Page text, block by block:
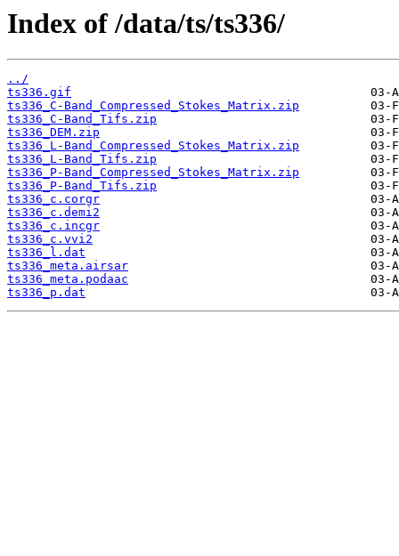
Index of /data/ts/ts336/
../
ts336.gif
ts336_C-Band_Compressed_Stokes_Matrix.zip
ts336_C-Band_Tifs.zip
ts336_DEM.zip
ts336_L-Band_Compressed_Stokes_Matrix.zip
ts336_L-Band_Tifs.zip
ts336_P-Band_Compressed_Stokes_Matrix.zip
ts336_P-Band_Tifs.zip
ts336_c.corgr
ts336_c.demi2
ts336_c.incgr
ts336_c.vvi2
ts336_l.dat
ts336_meta.airsar
ts336_meta.podaac
ts336_p.dat